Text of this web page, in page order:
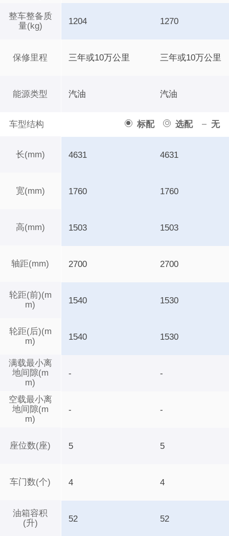
整车整备质
量(kg)
保修里程
能源类型
车型结构 标配 选配 无
长(mm)
宽(mm)
高(mm)
轴距(mm)
轮距(前)(m
m)
轮距(后)(m
m)
满载最小离
地间隙(m
m)
空载最小离
地间隙(m
m)
座位数(座)
车门数(个)
油箱容积
(升)
1204 1270
三年或10万公里 三年或10万公里
汽油 汽油
4631 4631
1760 1760
1503 1503
2700 2700
1540 1530
1540 1530
- -
- -
5 5
4 4
52 52